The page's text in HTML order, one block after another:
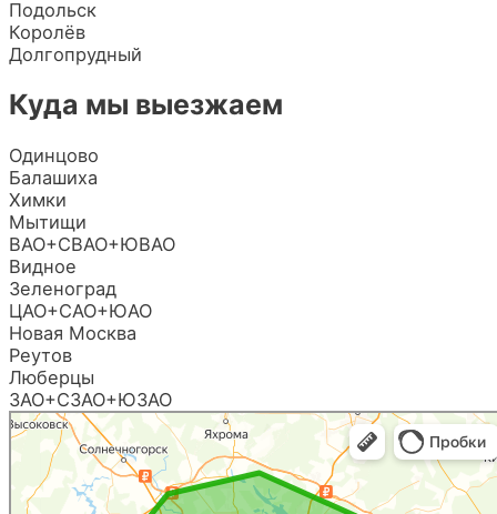
Подольск
Королёв
Долгопрудный
Куда мы выезжаем
Одинцово
Балашиха
Химки
Мытищи
ВАО+СВАО+ЮВАО
Видное
Зеленоград
ЦАО+САО+ЮАО
Новая Москва
Реутов
Люберцы
ЗАО+СЗАО+ЮЗАО